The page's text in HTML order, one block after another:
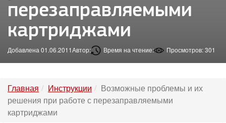
перезаправляемыми
картриджами
Добавлена 01.06.2011Автор: Время на чтение: Просмотров: 301
Главная Инструкции
Возможные проблемы и их
решения при работе с перезаправляемыми
картриджами